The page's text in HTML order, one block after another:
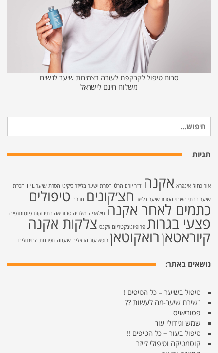
סרום טיפול לקרקפת לעזרה בצמיחת שיער לנשים
משלוח חינם לישראל
עבור:
תגיות
אור כחול אינפרא אקנה ד״ר יורם הרטֿ הסרת ישער בלייזר ביקיני הסרת שיער IPL
הסרת
שיער בבתי השחי הסרת שיער בלייזר חצ׳קונים חררה טיפולים
כתמים לאחר אקנה מילאריה מילריה סבוריאה בתינוקות פוטותרפיה
פצעי בגרות פרופיוניבקטריום אקנס צלקות אקנה
קיוראטאןרואקוטאן רופא עור הרצליה שעווה תפרחת החיתולים
נושאים באתר:
טיפול בשיער – כל הטיפים !
נשירת שיער-מה לעשות ??
פסוריאזיס
שמש וגידולי עור
טיפול בעור – כל הטיפים !!
קוסמטיקה וטיפולי לייזר